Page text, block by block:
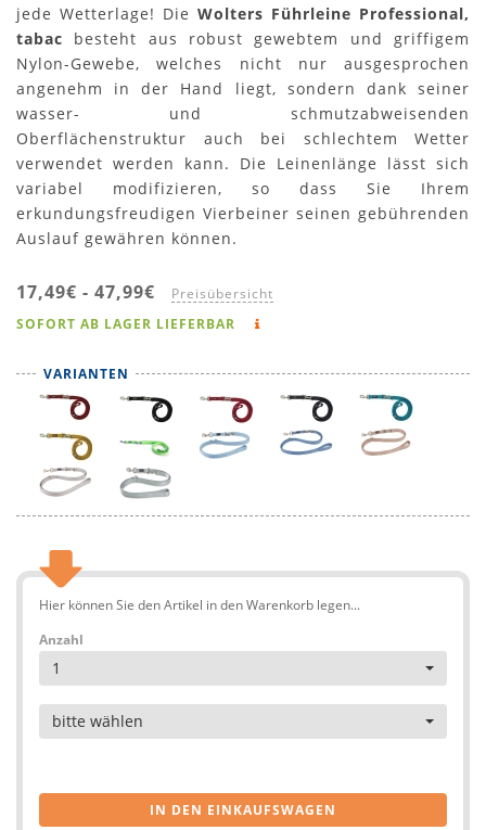
jede Wetterlage! Die Wolters Führleine Professional,
tabac besteht aus robust gewebtem und griffigem
Nylon-Gewebe, welches nicht nur ausgesprochen
angenehm in der Hand liegt, sondern dank seiner
wasser- und schmutzabweisenden
Oberflächenstruktur auch bei schlechtem Wetter
verwendet werden kann. Die Leinenlänge lässt sich
variabel modifizieren, so dass Sie Ihrem
erkundungsfreudigen Vierbeiner seinen gebührenden
Auslauf gewähren können.
17,49€ - 47,99€ Preisübersicht
SOFORT AB LAGER LIEFERBAR
VARIANTEN
Hier können Sie den Artikel in den Warenkorb legen...
Anzahl
1
Artikel
bitte wählen
IN DEN EINKAUFSWAGEN